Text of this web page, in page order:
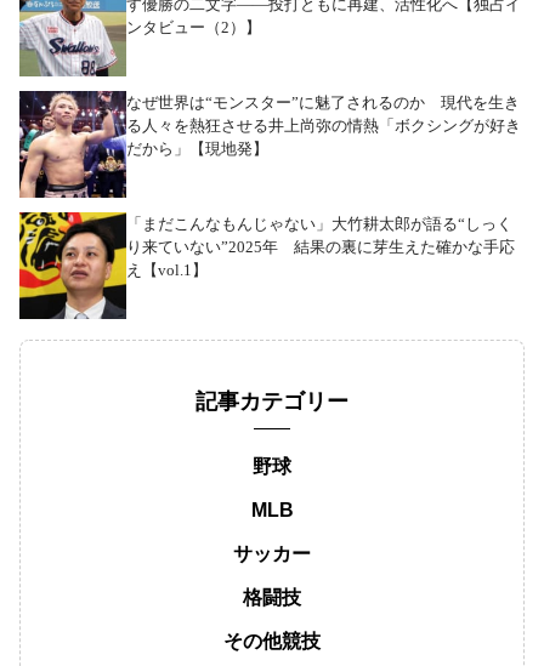
す優勝の二文字――投打ともに再建、活性化へ【独占イ
ンタビュー（2）】
なぜ世界は“モンスター”に魅了されるのか 現代を生き
る人々を熱狂させる井上尚弥の情熱「ボクシングが好き
だから」【現地発】
「まだこんなもんじゃない」大竹耕太郎が語る“しっく
り来ていない”2025年 結果の裏に芽生えた確かな手応
え【vol.1】
記事カテゴリー
野球
MLB
サッカー
格闘技
その他競技